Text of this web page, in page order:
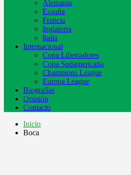
Alemania
España
Francia
Inglaterra
Italia
Internacional
Copa Libertadores
Copa Sudamericana
Champions League
Europa League
Biografías
Opinión
Contacto
Inicio
Boca